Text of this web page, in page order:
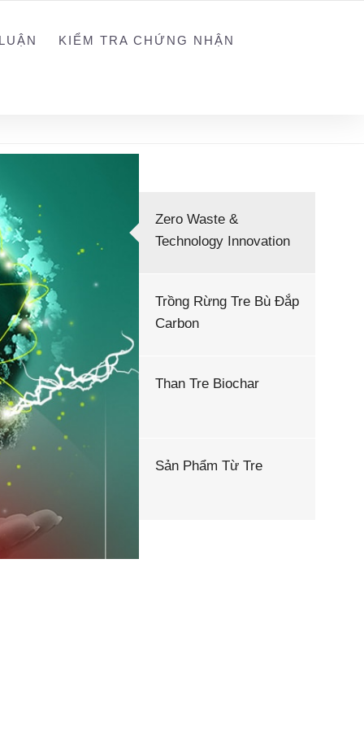
KIỂM TRA CHỨNG NHẬN
Zero Waste &
Technology Innovation
Trồng Rừng Tre Bù Đắp
Carbon
Than Tre Biochar
Sản Phẩm Từ Tre